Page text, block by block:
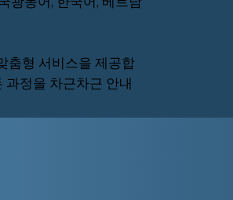
춤형 서비스을 제공합
과정을 차근차근 안내